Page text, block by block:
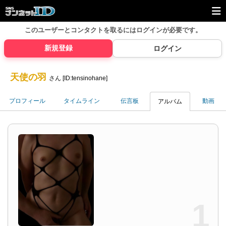
このユーザーとコンタクトを取るにはログインが必要です。
新規登録 ログイン
天使の羽 さん [ID:tensinohane]
プロフィール タイムライン 伝言板 アルバム 動画